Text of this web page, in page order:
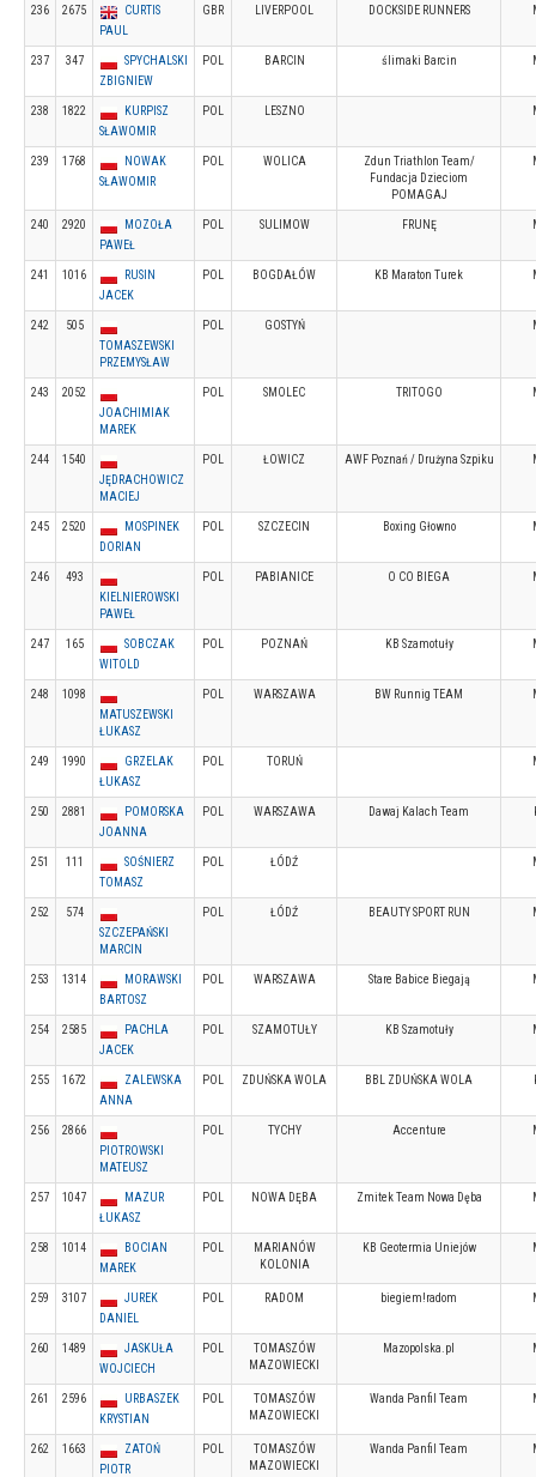
236 2675
CURTIS
PAUL
GBR LIVERPOOL DOCKSIDE RUNNERS
237 347
SPYCHALSKI
ZBIGNIEW
POL BARCIN ślimaki Barcin
238 1822
KURPISZ
SŁAWOMIR
POL LESZNO
239 1768
NOWAK
SŁAWOMIR
POL WOLICA
Zdun Triathlon Team/
Fundacja Dzieciom
POMAGAJ
240 2920
MOZOŁA
PAWEŁ
POL SULIMOW FRUNĘ
241 1016
RUSIN
JACEK
POL BOGDAŁÓW KB Maraton Turek
242
505
TOMASZEWSKI
PRZEMYSŁAW
POL GOSTYŃ
243
2052
JOACHIMIAK
MAREK
POL SMOLEC TRITOGO
244
1540
JĘDRACHOWICZ
MACIEJ
POL ŁOWICZ AWF Poznań / Drużyna Szpiku
245 2520
MOSPINEK
DORIAN
POL SZCZECIN Boxing Głowno
246
493
KIELNIEROWSKI
PAWEŁ
POL PABIANICE O CO BIEGA
247 165
SOBCZAK
WITOLD
POL POZNAŃ KB Szamotuły
248
1098
MATUSZEWSKI
ŁUKASZ
POL WARSZAWA BW Runnig TEAM
249 1990
GRZELAK
ŁUKASZ
POL TORUŃ
250 2881
POMORSKA
JOANNA
POL WARSZAWA Dawaj Kalach Team
251 111
SOŚNIERZ
TOMASZ
POL ŁÓDŹ
252
574
SZCZEPAŃSKI
MARCIN
POL ŁÓDŹ BEAUTY SPORT RUN
253 1314
MORAWSKI
BARTOSZ
POL WARSZAWA Stare Babice Biegają
254 2585
PACHLA
JACEK
POL SZAMOTUŁY KB Szamotuły
255 1672
ZALEWSKA
ANNA
POL ZDUŃSKA WOLA BBL ZDUŃSKA WOLA
256
2866
PIOTROWSKI
MATEUSZ
POL TYCHY Accenture
257 1047
MAZUR
ŁUKASZ
POL NOWA DĘBA Zmitek Team Nowa Dęba
258 1014
BOCIAN
MAREK
POL
MARIANÓW
KOLONIA
KB Geotermia Uniejów
259 3107
JUREK
DANIEL
POL RADOM biegiem!radom
260 1489
JASKUŁA
WOJCIECH
POL
TOMASZÓW
MAZOWIECKI
Mazopolska.pl
261 2596
URBASZEK
KRYSTIAN
POL
TOMASZÓW
MAZOWIECKI
Wanda Panfil Team
262 1663
ZATOŃ
PIOTR
POL
TOMASZÓW
MAZOWIECKI
Wanda Panfil Team